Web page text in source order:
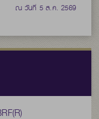
ณ วันที่ 5 ส.ค. 2569